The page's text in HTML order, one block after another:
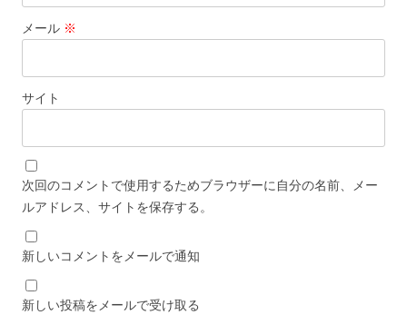
メール ※
サイト
次回のコメントで使用するためブラウザーに自分の名前、メー
ルアドレス、サイトを保存する。
新しいコメントをメールで通知
新しい投稿をメールで受け取る